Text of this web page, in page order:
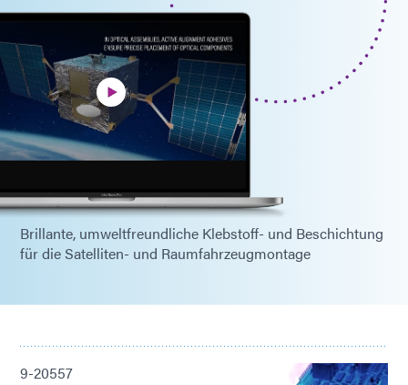
Brillante, umweltfreundliche Klebstoff- und Beschichtung
für die Satelliten- und Raumfahrzeugmontage
9-20557